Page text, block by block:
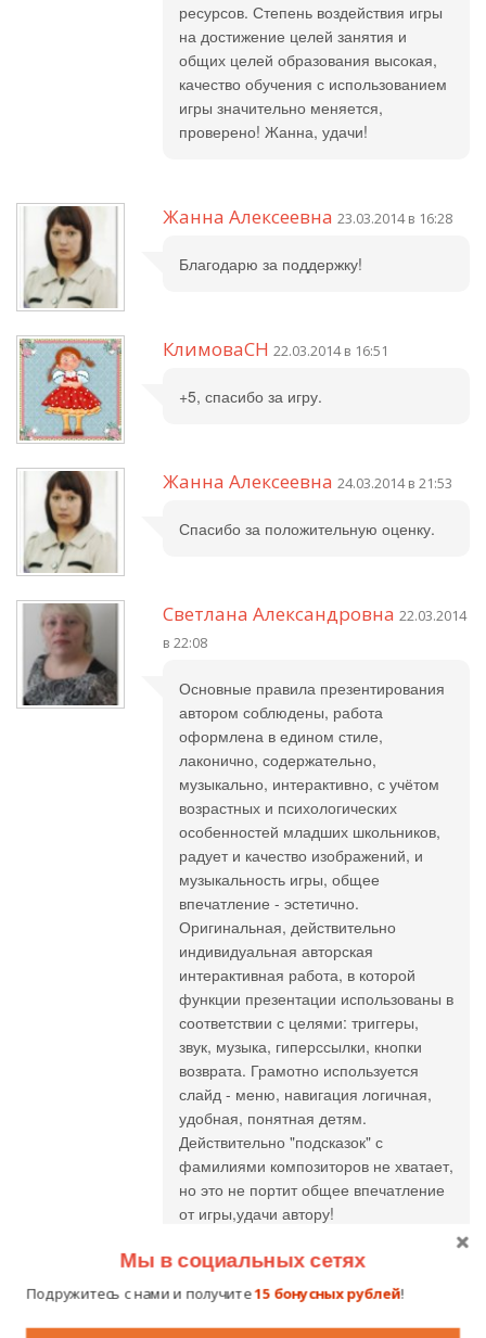
ресурсов. Степень воздействия игры
на достижение целей занятия и
общих целей образования высокая,
качество обучения с использованием
игры значительно меняется,
проверено! Жанна, удачи!
Жанна Алексеевна 23.03.2014 в 16:28
Благодарю за поддержку!
КлимоваСН 22.03.2014 в 16:51
+5, спасибо за игру.
Жанна Алексеевна 24.03.2014 в 21:53
Спасибо за положительную оценку.
Светлана Александровна 22.03.2014
в 22:08
Основные правила презентирования
автором соблюдены, работа
оформлена в едином стиле,
лаконично, содержательно,
музыкально, интерактивно, с учётом
возрастных и психологических
особенностей младших школьников,
радует и качество изображений, и
музыкальность игры, общее
впечатление - эстетично.
Оригинальная, действительно
индивидуальная авторская
интерактивная работа, в которой
функции презентации использованы в
соответствии с целями: триггеры,
звук, музыка, гиперссылки, кнопки
возврата. Грамотно используется
слайд - меню, навигация логичная,
удобная, понятная детям.
Действительно "подсказок" с
фамилиями композиторов не хватает,
но это не портит общее впечатление
от игры,удачи автору!
Жанна Алексеевна 25.03.2014 в 09:15
Мы в социальных сетях
Подружитесь с нами и получите15 бонусных рублей!